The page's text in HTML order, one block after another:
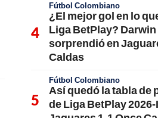
Fútbol Colombiano
¿El mejor gol en lo
Liga BetPlay?
sorprendió en
Caldas
Fútbol Colombiano
Así quedó la tabla de
de Liga BetPlay